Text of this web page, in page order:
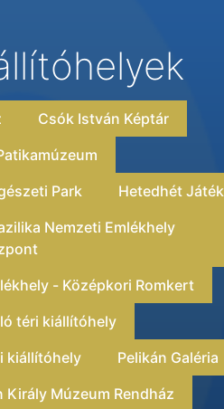
Csók István Képtár
Park
Hetedhét
Nemzeti Emlékhely
- Középkori Romkert
téri kiállítóhely
kiállítóhely
Pelikán Galéria
Király Múzeum Rendház